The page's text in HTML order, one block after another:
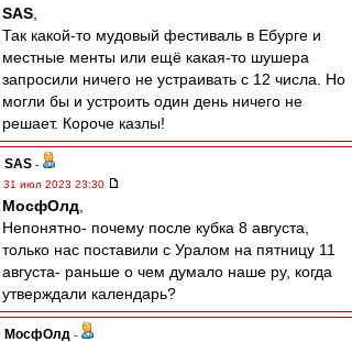
SAS
Так какой-то мудовый фестиваль в Ебурге и
местные менты или ещё какая-то шушера
запросили ничего не устраивать с 12 числа. Но
могли бы и устроить один день ничего не
решает. Короче казлы!
SAS -
31 июл 2023 23:30
МосфОлд
Непонятно- почему после кубка 8 августа,
только нас поставили с Уралом на пятницу 11
августа- раньше о чем думало наше ру, когда
утверждали календарь?
МосфОлд -